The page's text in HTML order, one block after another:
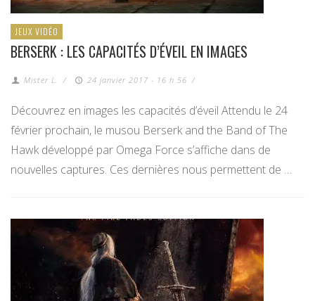
JEUX VIDÉO
BERSERK : LES CAPACITÉS D’ÉVEIL EN IMAGES
Mister L. / 24 janvier 2017 - 16 h 56 /
Découvrez en images les capacités d’éveil Attendu le 24
février prochain, le musou Berserk and the Band of The
Hawk développé par Omega Force s’affiche dans de
nouvelles captures. Ces dernières nous permettent de …